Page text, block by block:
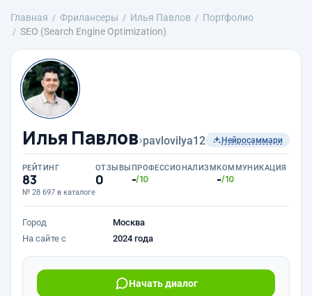
Главная Фрилансеры Илья Павлов
Портфолио
SEO (Search Engine Optimization)
Илья Павлов›pavlovilya12 Нейросаммари
РЕЙТИНГ
83
№ 28 697 в каталоге
ОТЗЫВЫ
0
ПРОФЕССИОНАЛИЗМ
-/10
КОММУНИКАЦИЯ
-/10
Город
Москва
На сайте с
2024 года
Начать диалог